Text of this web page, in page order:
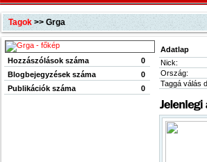
Tagok>> Grga
Hozzászólások száma
0
Blogbejegyzések száma
0
Publikációk száma
0
Adatlap
Nick:
Ország:
Taggá válás